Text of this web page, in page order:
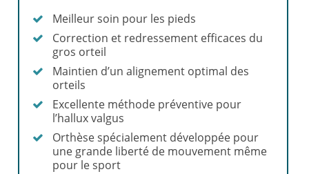
Meilleur soin pour les pieds
Correction et redressement efficaces du
gros orteil
Maintien d’un alignement optimal des
orteils
Excellente méthode préventive pour
l’hallux valgus
Orthèse spécialement développée pour
une grande liberté de mouvement même
pour le sport